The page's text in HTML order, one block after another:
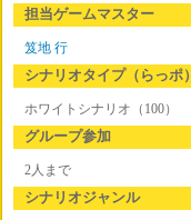
担当ゲームマスター
笈地 行
シナリオタイプ（らっポ）
ホワイトシナリオ（100）
グループ参加
2人まで
シナリオジャンル